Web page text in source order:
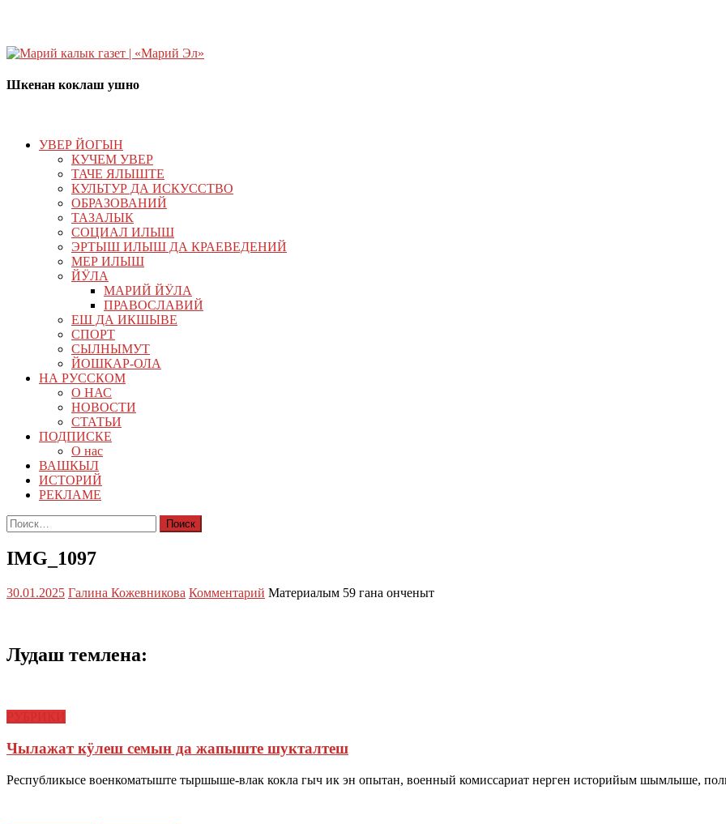
Шкенан коклаш ушно
УВЕР ЙОГЫН
КУЧЕМ УВЕР
ТАЧЕ ЯЛЫШТЕ
КУЛЬТУР ДА ИСКУССТВО
ОБРАЗОВАНИЙ
ТАЗАЛЫК
СОЦИАЛ ИЛЫШ
ЭРТЫШ ИЛЫШ ДА КРАЕВЕДЕНИЙ
МЕР ИЛЫШ
ЙӰЛА
МАРИЙ ЙӰЛА
ПРАВОСЛАВИЙ
ЕШ ДА ИКШЫВЕ
СПОРТ
СЫЛНЫМУТ
ЙОШКАР-ОЛА
НА РУССКОМ
О НАС
НОВОСТИ
СТАТЬИ
ПОДПИСКЕ
О нас
ВАШКЫЛ
ИСТОРИЙ
РЕКЛАМЕ
Найти:
IMG_1097
30.01.2025 Галина Кожевникова Комментарий Материалым 59 гана онченыт
Лудаш темлена:
Чылажат кӱлеш семын да жапыште шукталтеш
Республикысе военкоматыште тыршыше-влак кокла гыч ик эн опытан, военный комиссариат нерген историйым шымлыше,